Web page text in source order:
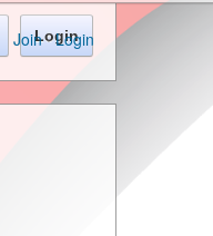
Join · Login
Login